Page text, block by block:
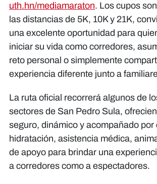
uth.hn/mediamaraton. Los cupos
las distancias de 5K, 10K y 21K,
una excelente oportunidad para
iniciar su vida como corredores,
reto personal o simplemente
experiencia diferente junto a
La ruta oficial recorrerá algunos de
sectores de San Pedro Sula,
seguro, dinámico y acompañado por
hidratación, asistencia médica,
de apoyo para brindar una
a corredores como a espectadores.